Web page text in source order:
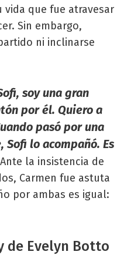
que fue atravesar
Sin embargo,
ni inclinarse
soy una gran
por él. Quiero a
pasó por una
lo acompañó. Es
la insistencia de
Carmen fue astuta
por ambas es igual:
de Evelyn Botto